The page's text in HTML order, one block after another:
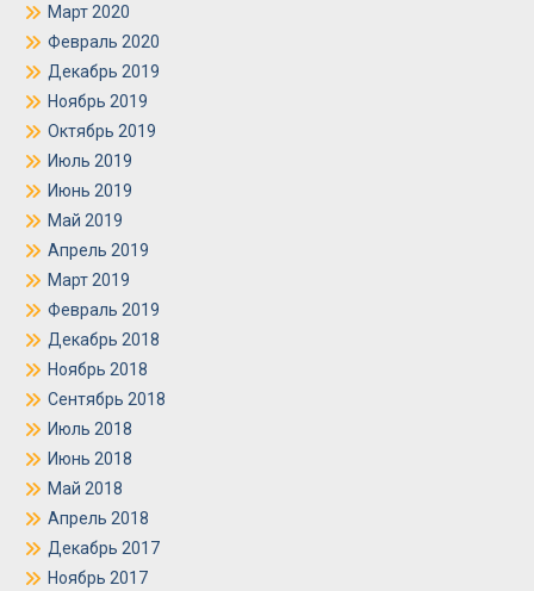
Март 2020
Февраль 2020
Декабрь 2019
Ноябрь 2019
Октябрь 2019
Июль 2019
Июнь 2019
Май 2019
Апрель 2019
Март 2019
Февраль 2019
Декабрь 2018
Ноябрь 2018
Сентябрь 2018
Июль 2018
Июнь 2018
Май 2018
Апрель 2018
Декабрь 2017
Ноябрь 2017